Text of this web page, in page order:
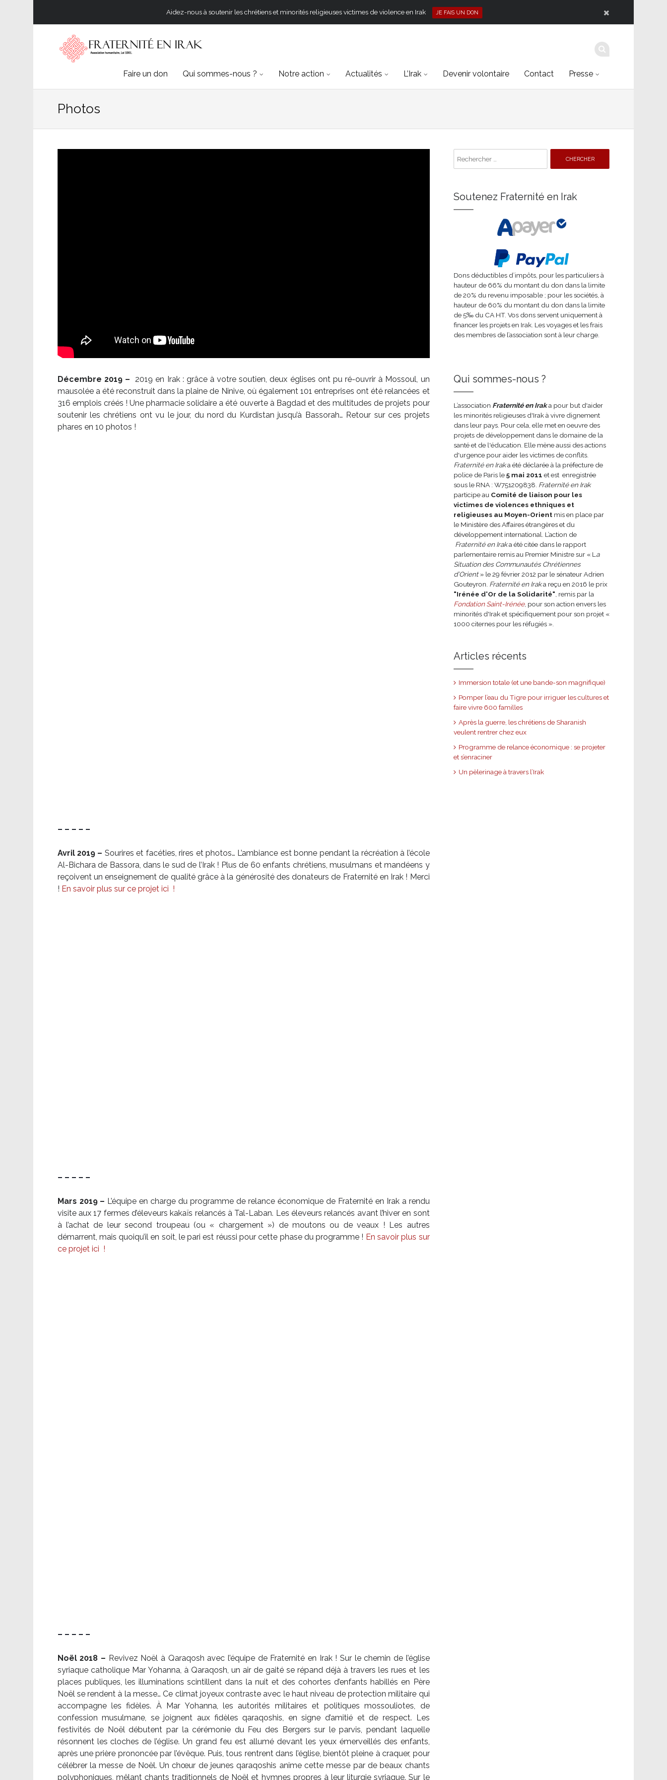
Aidez-nous à soutenir les chrétiens et minorités religieuses victimes de violence en Irak JE FAIS UN DON
Faire un don Qui sommes-nous ? Notre action Actualités L’Irak Devenir volontaire Contact Presse
Photos
Décembre 2019 – 2019 en Irak : grâce à votre soutien, deux églises ont pu ré-ouvrir à Mossoul, un
mausolée a été reconstruit dans la plaine de Ninive, où également 101 entreprises ont été relancées et
316 emplois créés ! Une pharmacie solidaire a été ouverte à Bagdad et des multitudes de projets pour
soutenir les chrétiens ont vu le jour, du nord du Kurdistan jusqu’à Bassorah… Retour sur ces projets
phares en 10 photos !
– – – – –
Avril 2019 – Sourires et facéties, rires et photos… L’ambiance est bonne pendant la récréation à l’école
Al-Bichara de Bassora, dans le sud de l’Irak ! Plus de 60 enfants chrétiens, musulmans et mandéens y
reçoivent un enseignement de qualité grâce à la générosité des donateurs de Fraternité en Irak ! Merci
! En savoir plus sur ce projet ici !
– – – – –
Mars 2019 – L’équipe en charge du programme de relance économique de Fraternité en Irak a rendu
visite aux 17 fermes d’éleveurs kakaïs relancés à Tal-Laban. Les éleveurs relancés avant l’hiver en sont
à l’achat de leur second troupeau (ou « chargement ») de moutons ou de veaux ! Les autres
démarrent, mais quoiqu’il en soit, le pari est réussi pour cette phase du programme ! En savoir plus sur
ce projet ici !
– – – – –
Noël 2018 – Revivez Noël à Qaraqosh avec l’équipe de Fraternité en Irak ! Sur le chemin de l’église
syriaque catholique Mar Yohanna, à Qaraqosh, un air de gaité se répand déjà à travers les rues et les
places publiques, les illuminations scintillent dans la nuit et des cohortes d’enfants habillés en Père
Noël se rendent à la messe… Ce climat joyeux contraste avec le haut niveau de protection militaire qui
accompagne les fidèles. À Mar Yohanna, les autorités militaires et politiques mossouliotes, de
confession musulmane, se joignent aux fidèles qaraqoshis, en signe d’amitié et de respect. Les
festivités de Noël débutent par la cérémonie du Feu des Bergers sur le parvis, pendant laquelle
résonnent les cloches de l’église. Un grand feu est allumé devant les yeux émerveillés des enfants,
après une prière prononcée par l’évêque. Puis, tous rentrent dans l’église, bientôt pleine à craquer, pour
célébrer la messe de Noël. Un chœur de jeunes qaraqoshis anime cette messe par de beaux chants
polyphoniques, mêlant chants traditionnels de Noël et hymnes propres à leur liturgie syriaque. Sur le
Soutenez Fraternité en Irak
Dons déductibles d’impôts, pour les particuliers à
hauteur de 66% du montant du don dans la limite
de 20% du revenu imposable ; pour les sociétés, à
hauteur de 60% du montant du don dans la limite
de 5‰ du CA HT. Vos dons servent uniquement à
financer les projets en Irak. Les voyages et les frais
des membres de l’association sont à leur charge.
Qui sommes-nous ?
L’association Fraternité en Iraka pour but d'aider
les minorités religieuses d'Irak à vivre dignement
dans leur pays. Pour cela, elle met en oeuvre des
projets de développement dans le domaine de la
santé et de l'éducation. Elle mène aussi des actions
d'urgence pour aider les victimes de conflits.
Fraternité en Iraka été déclarée à la préfecture de
police de Paris le5 mai 2011 et est enregistrée
sous le RNA : W751209838. Fraternité en Irak
participe au Comité de liaison pour les
victimes de violences ethniques et
religieuses au Moyen-Orientmis en place par
le Ministère des Affaires étrangères et du
développement international. L’action de
Fraternité en Iraka été citée dans le rapport
parlementaire remis au Premier Ministre sur « L a
Situation des Communautés Chrétiennes
d’Orient» le 29 février 2012 par le sénateur Adrien
Gouteyron. Fraternité en Iraka reçu en 2016 le prix
"Irénée d'Or de la Solidarité" , remis par la
Fondation Saint-Irénée, pour son action envers les
minorités d'Irak et spécifiquement pour son projet «
1000 citernes pour les réfugiés ».
Articles récents
Immersion totale (et une bande-son magnifique)
Pomper l’eau du Tigre pour irriguer les cultures et
faire vivre 600 familles
Après la guerre, les chrétiens de Sharanish
veulent rentrer chez eux
Programme de relance économique : se projeter
et s’enraciner
Un pèlerinage à travers l’Irak